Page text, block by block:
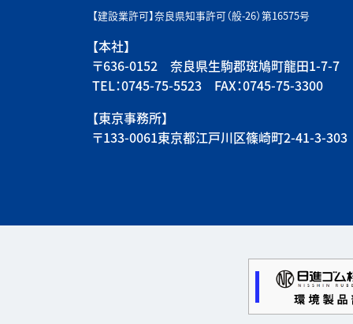
【建設業許可】奈良県知事許可（般-26）第16575号
【本社】
〒636-0152 奈良県生駒郡斑鳩町龍田1-7-7
TEL：0745-75-5523 FAX：0745-75-3300
【東京事務所】
〒133-0061東京都江戸川区篠崎町2-41-3-303